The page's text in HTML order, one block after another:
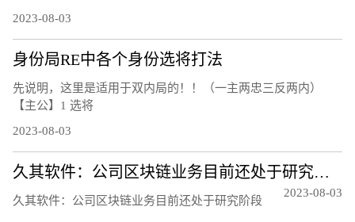
2023-08-03
身份局RE中各个身份选将打法
先说明，这里是适用于双内局的！！（一主两忠三反两内）
【主公】1 选将
2023-08-03
久其软件：公司区块链业务目前还处于研究阶段
久其软件：公司区块链业务目前还处于研究阶段
2023-08-03